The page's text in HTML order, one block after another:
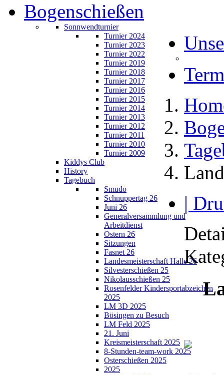
Bogenschießen
Sonnwendturnier
Turnier 2024
Turnier 2023
Turnier 2022
Turnier 2019
Turnier 2018
Turnier 2017
Turnier 2016
Turnier 2015
Turnier 2014
Turnier 2013
Turnier 2012
Turnier 2011
Turnier 2010
Turnier 2009
Kiddys Club
History
Tagebuch
Smudo
Schnuppertag 26
Juni 26
Generalversammlung und
Arbeitdienst
Ostern 26
Sitzungen
Fasnet 26
Landesmeisterschaft Halle 26
Silvesterschießen 25
Nikolausschießen 25
Rosenfelder Kindersportabzeichen
2025
LM 3D 2025
Bösingen zu Besuch
LM Feld 2025
21. Juni
Kreismeisterschaft 2025
8-Stunden-team-work 2025
Osterschießen 2025
2025
|